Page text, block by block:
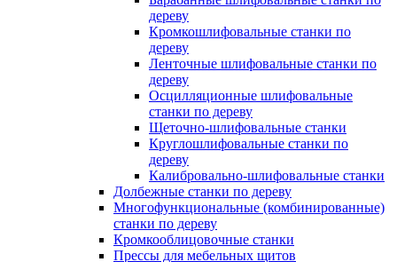
дереву
Кромкошлифовальные станки по
дереву
Ленточные шлифовальные станки по
дереву
Осцилляционные шлифовальные
станки по дереву
Щеточно-шлифовальные станки
Круглошлифовальные станки по
дереву
Калибровально-шлифовальные станки
Долбежные станки по дереву
Многофункциональные (комбинированные)
станки по дереву
Кромкооблицовочные станки
Прессы для мебельных щитов